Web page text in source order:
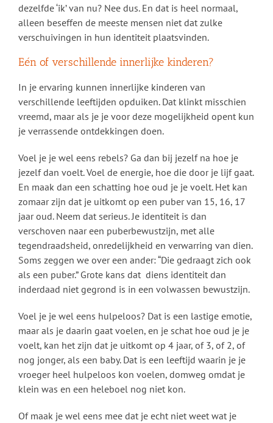
dezelfde ‘ik’ van nu? Nee dus. En dat is heel normaal,
alleen beseffen de meeste mensen niet dat zulke
verschuivingen in hun identiteit plaatsvinden.
Eén of verschillende innerlijke kinderen?
In je ervaring kunnen innerlijke kinderen van
verschillende leeftijden opduiken. Dat klinkt misschien
vreemd, maar als je je voor deze mogelijkheid opent kun
je verrassende ontdekkingen doen.
Voel je je wel eens rebels? Ga dan bij jezelf na hoe je
jezelf dan voelt. Voel de energie, hoe die door je lijf gaat.
En maak dan een schatting hoe oud je je voelt. Het kan
zomaar zijn dat je uitkomt op een puber van 15, 16, 17
jaar oud. Neem dat serieus. Je identiteit is dan
verschoven naar een puberbewustzijn, met alle
tegendraadsheid, onredelijkheid en verwarring van dien.
Soms zeggen we over een ander: “Die gedraagt zich ook
als een puber.” Grote kans dat diens identiteit dan
inderdaad niet gegrond is in een volwassen bewustzijn.
Voel je je wel eens hulpeloos? Dat is een lastige emotie,
maar als je daarin gaat voelen, en je schat hoe oud je je
voelt, kan het zijn dat je uitkomt op 4 jaar, of 3, of 2, of
nog jonger, als een baby. Dat is een leeftijd waarin je je
vroeger heel hulpeloos kon voelen, domweg omdat je
klein was en een heleboel nog niet kon.
Of maak je wel eens mee dat je echt niet weet wat je